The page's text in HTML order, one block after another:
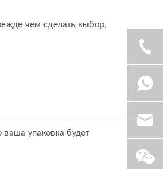
чем сделать выбор,
ваша упаковка будет